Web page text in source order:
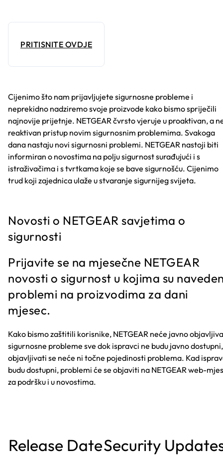
PRITISNITE OVDJE
Cijenimo što nam prijavljujete sigurnosne probleme i
neprekidno nadziremo svoje proizvode kako bismo spriječili
najnovije prijetnje. NETGEAR čvrsto vjeruje u proaktivan, a
reaktivan pristup novim sigurnosnim problemima. Svakoga
dana nastaju novi sigurnosni problemi. NETGEAR nastoji biti
informiran o novostima na polju sigurnost surađujući i s
istraživačima i s tvrtkama koje se bave sigurnošću. Cijenimo
trud koji zajednica ulaže u stvaranje sigurnijeg svijeta.
Novosti o NETGEAR savjetima o
sigurnosti
Prijavite se na mjesečne NETGEAR
novosti o sigurnost u kojima su
problemi na proizvodima za dani
mjesec.
Kako bismo zaštitili korisnike, NETGEAR neće javno
sigurnosne probleme sve dok ispravci ne budu javno
objavljivati se neće ni točne pojedinosti problema. Kad
budu dostupni, problemi će se objaviti na NETGEAR web-
za podršku i u novostima.
Release DateSecurity